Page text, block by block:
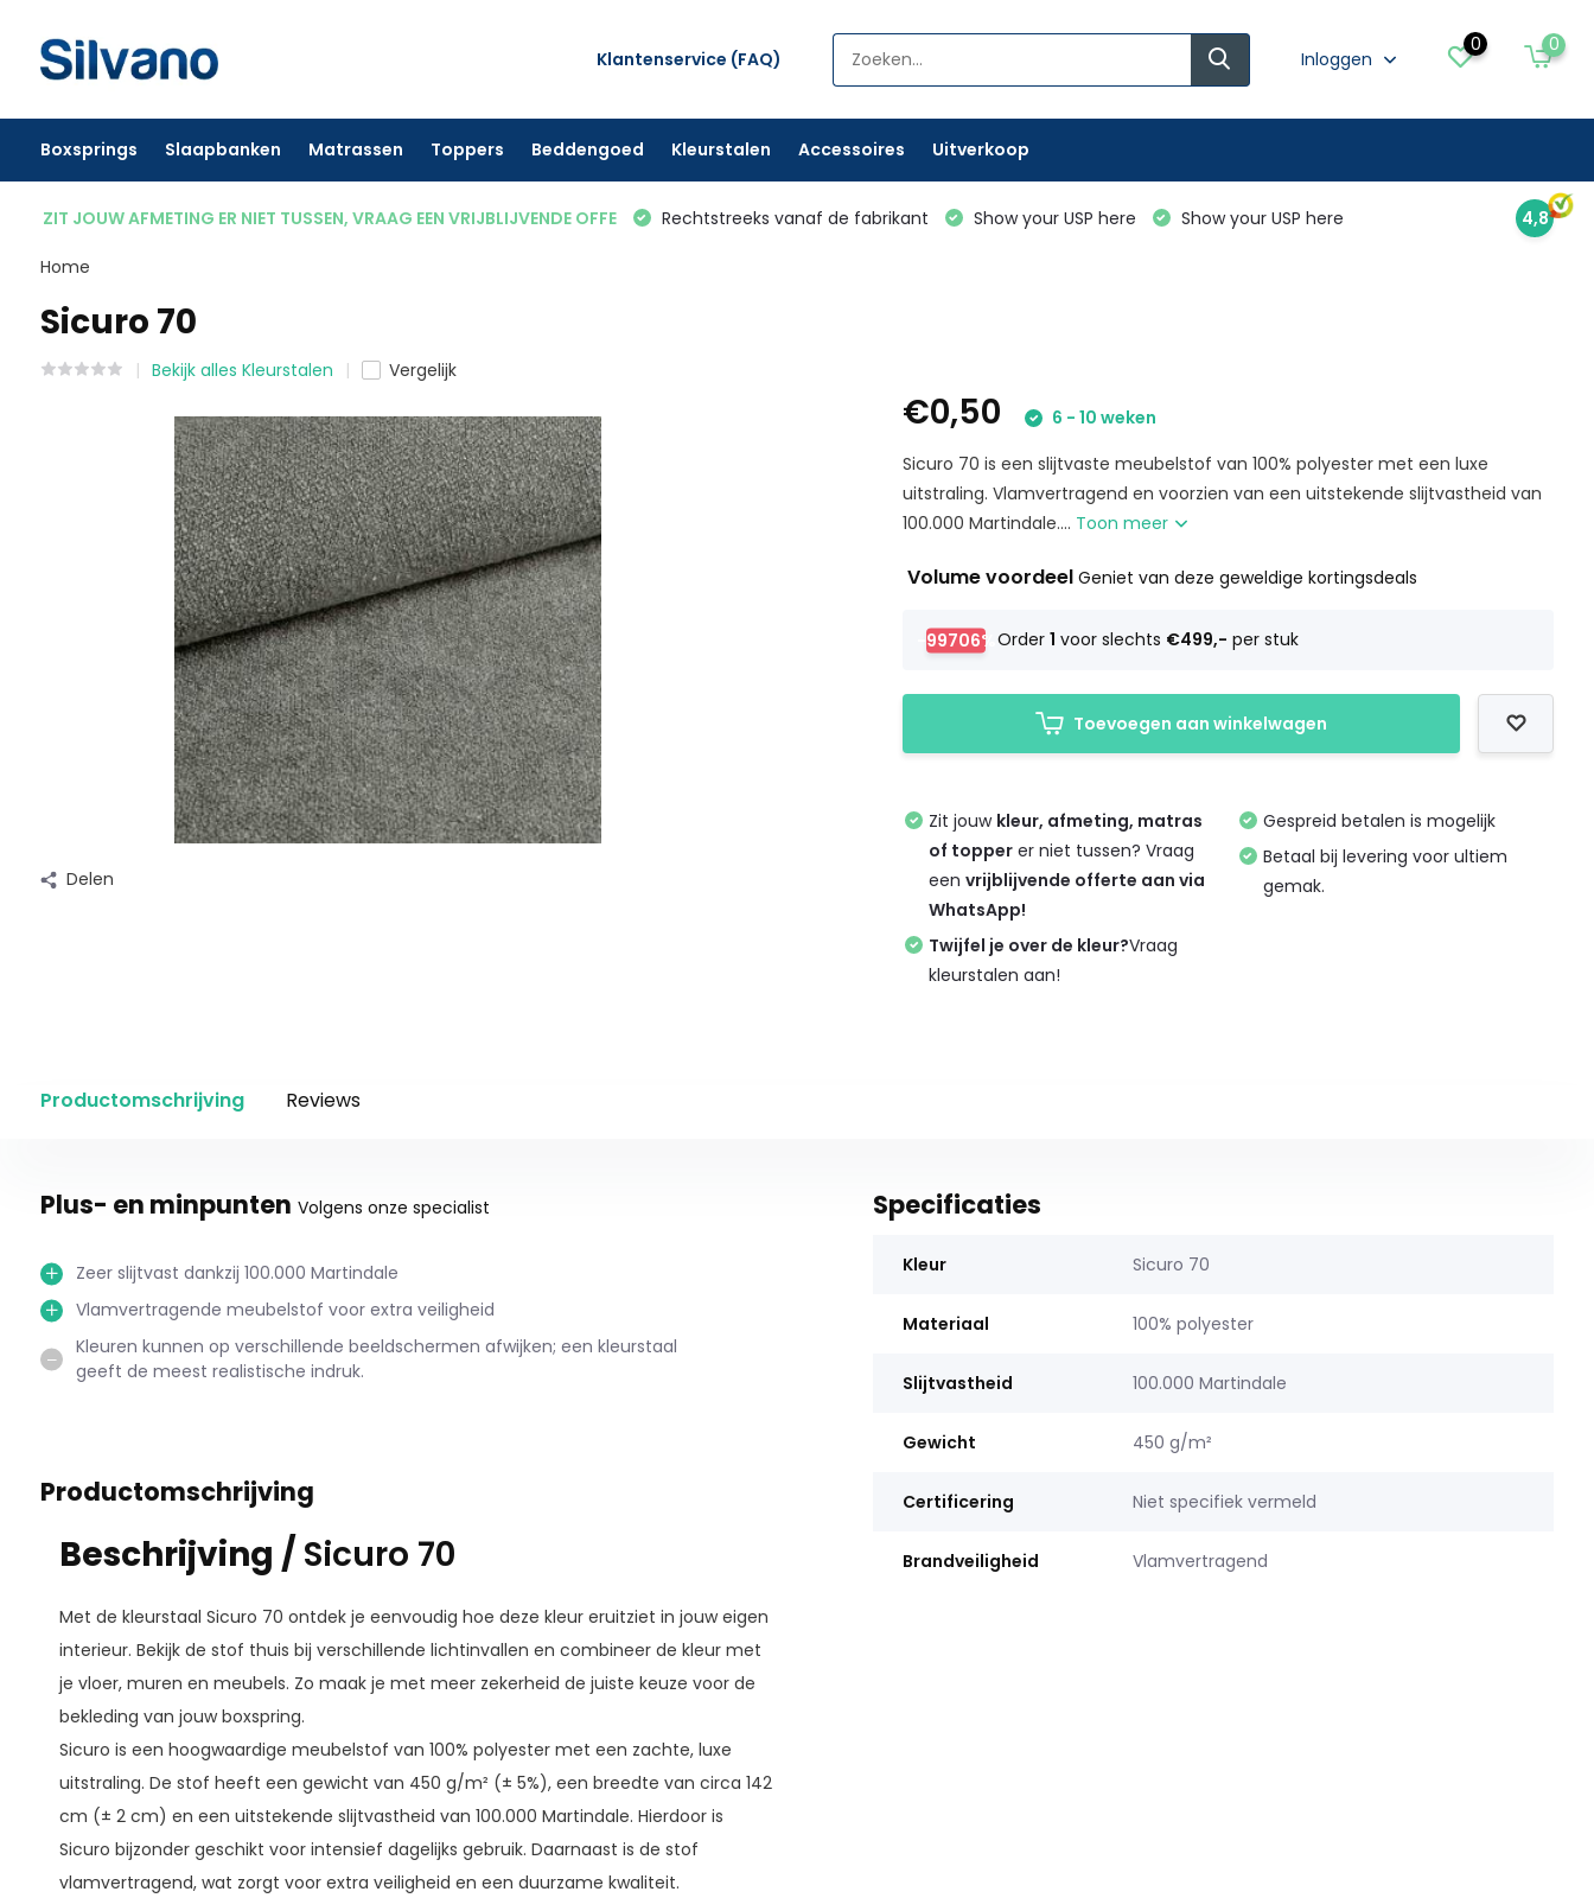
Klantenservice (FAQ) Inloggen
0 0
Boxsprings Slaapbanken Matrassen Toppers Beddengoed Kleurstalen Accessoires Uitverkoop
ZIT JOUW AFMETING ER NIET TUSSEN, VRAAG EEN VRIJBLIJVENDE OFFE Rechtstreeks vanaf de fabrikant Show your USP here Show your USP here 4,8
Home
Sicuro 70
Bekijk alles Kleurstalen Vergelijk
Delen
€0,50
6 - 10 weken
Sicuro 70 is een slijtvaste meubelstof van 100% polyester met een luxe
uitstraling. Vlamvertragend en voorzien van een uitstekende slijtvastheid van
100.000 Martindale.... Toon meer
Volume voordeelGeniet van deze geweldige kortingsdeals
-99706% Order1 voor slechts €499,- per stuk
Toevoegen aan winkelwagen
Zit jouw kleur, afmeting, matras
of topper er niet tussen? Vraag
eenvrijblijvende offerte aan via
WhatsApp!
Twijfel je over de kleur?Vraag
kleurstalen aan!
Gespreid betalen is mogelijk
Betaal bij levering voor ultiem
gemak.
Productomschrijving Reviews
Plus- en minpunten Volgens onze specialist
Zeer slijtvast dankzij 100.000 Martindale
Vlamvertragende meubelstof voor extra veiligheid
Kleuren kunnen op verschillende beeldschermen afwijken; een kleurstaal
geeft de meest realistische indruk.
Productomschrijving
Beschrijving / Sicuro 70
Met de kleurstaal Sicuro 70 ontdek je eenvoudig hoe deze kleur eruitziet in jouw eigen
interieur. Bekijk de stof thuis bij verschillende lichtinvallen en combineer de kleur met
je vloer, muren en meubels. Zo maak je met meer zekerheid de juiste keuze voor de
bekleding van jouw boxspring.
Sicuro is een hoogwaardige meubelstof van 100% polyester met een zachte, luxe
uitstraling. De stof heeft een gewicht van 450 g/m² (± 5%), een breedte van circa 142
cm (± 2 cm) en een uitstekende slijtvastheid van 100.000 Martindale. Hierdoor is
Sicuro bijzonder geschikt voor intensief dagelijks gebruik. Daarnaast is de stof
vlamvertragend, wat zorgt voor extra veiligheid en een duurzame kwaliteit.
Specificaties
Kleur Sicuro 70
Materiaal 100% polyester
Slijtvastheid 100.000 Martindale
Gewicht 450 g/m²
Certificering Niet specifiek vermeld
Brandveiligheid Vlamvertragend